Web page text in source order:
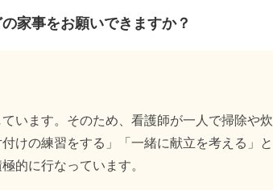
家事をお願いできますか？
います。そのため、看護師が一人で掃除や炊
けの練習をする」「一緒に献立を考える」と
的に行なっています。